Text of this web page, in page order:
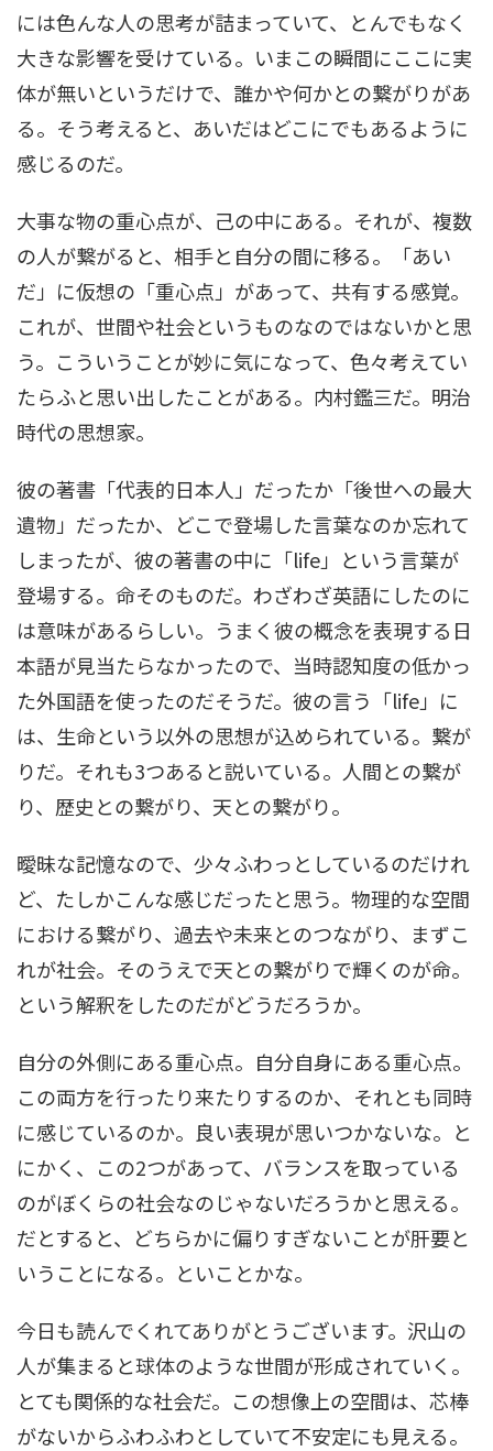
には色んな人の思考が詰まっていて、とんでもなく
大きな影響を受けている。いまこの瞬間にここに実
体が無いというだけで、誰かや何かとの繋がりがあ
る。そう考えると、あいだはどこにでもあるように
感じるのだ。
大事な物の重心点が、己の中にある。それが、複数
の人が繋がると、相手と自分の間に移る。「あい
だ」に仮想の「重心点」があって、共有する感覚。
これが、世間や社会というものなのではないかと思
う。こういうことが妙に気になって、色々考えてい
たらふと思い出したことがある。内村鑑三だ。明治
時代の思想家。
彼の著書「代表的日本人」だったか「後世への最大
遺物」だったか、どこで登場した言葉なのか忘れて
しまったが、彼の著書の中に「life」という言葉が
登場する。命そのものだ。わざわざ英語にしたのに
は意味があるらしい。うまく彼の概念を表現する日
本語が見当たらなかったので、当時認知度の低かっ
た外国語を使ったのだそうだ。彼の言う「life」に
は、生命という以外の思想が込められている。繋が
りだ。それも3つあると説いている。人間との繋が
り、歴史との繋がり、天との繋がり。
曖昧な記憶なので、少々ふわっとしているのだけれ
ど、たしかこんな感じだったと思う。物理的な空間
における繋がり、過去や未来とのつながり、まずこ
れが社会。そのうえで天との繋がりで輝くのが命。
という解釈をしたのだがどうだろうか。
自分の外側にある重心点。自分自身にある重心点。
この両方を行ったり来たりするのか、それとも同時
に感じているのか。良い表現が思いつかないな。と
にかく、この2つがあって、バランスを取っている
のがぼくらの社会なのじゃないだろうかと思える。
だとすると、どちらかに偏りすぎないことが肝要と
いうことになる。といことかな。
今日も読んでくれてありがとうございます。沢山の
人が集まると球体のような世間が形成されていく。
とても関係的な社会だ。この想像上の空間は、芯棒
がないからふわふわとしていて不安定にも見える。